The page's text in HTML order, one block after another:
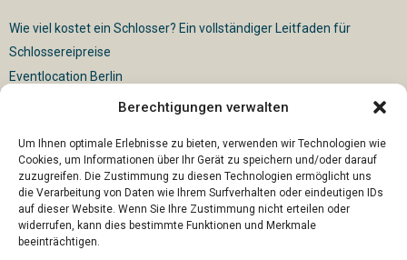
Berechtigungen verwalten
Um Ihnen optimale Erlebnisse zu bieten, verwenden wir Technologien wie
Cookies, um Informationen über Ihr Gerät zu speichern und/oder darauf
zuzugreifen. Die Zustimmung zu diesen Technologien ermöglicht uns
die Verarbeitung von Daten wie Ihrem Surfverhalten oder eindeutigen IDs
auf dieser Website. Wenn Sie Ihre Zustimmung nicht erteilen oder
widerrufen, kann dies bestimmte Funktionen und Merkmale
beeinträchtigen.
Wie viel kostet ein Schlosser? Ein vollständiger Leitfaden für
Schlossereipreise
Eventlocation Berlin
Für die vollautomatische Sackentleerung gibt es vielfältige
Lösungen